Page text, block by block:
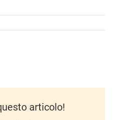
articolo!